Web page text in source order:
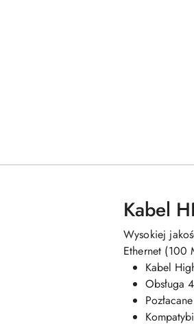
Kabel
Wysokiej
Ethernet (100
Kabel
Obsługa